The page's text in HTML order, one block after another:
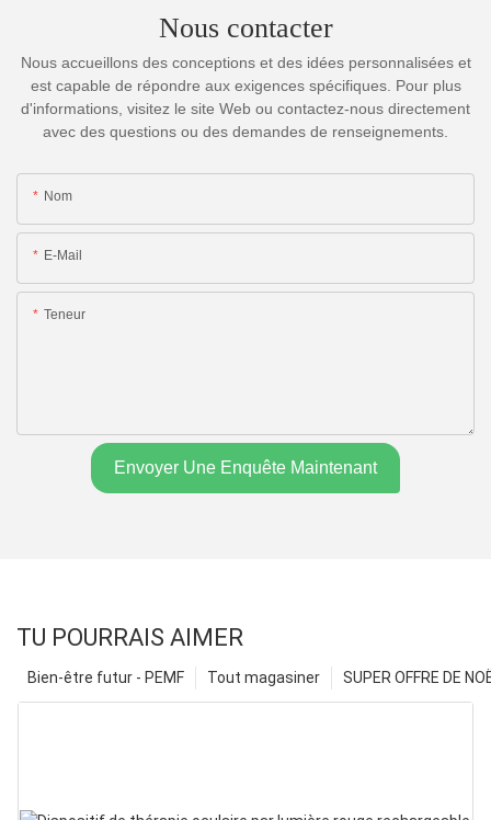
Nous contacter
Nous accueillons des conceptions et des idées personnalisées et
est capable de répondre aux exigences spécifiques. Pour plus
d'informations, visitez le site Web ou contactez-nous directement
avec des questions ou des demandes de renseignements.
Nom
E-Mail
Teneur
Envoyer Une Enquête Maintenant
TU POURRAIS AIMER
SUPER OFFRE DE
Tout magasiner
Bien-être futur - PEMF